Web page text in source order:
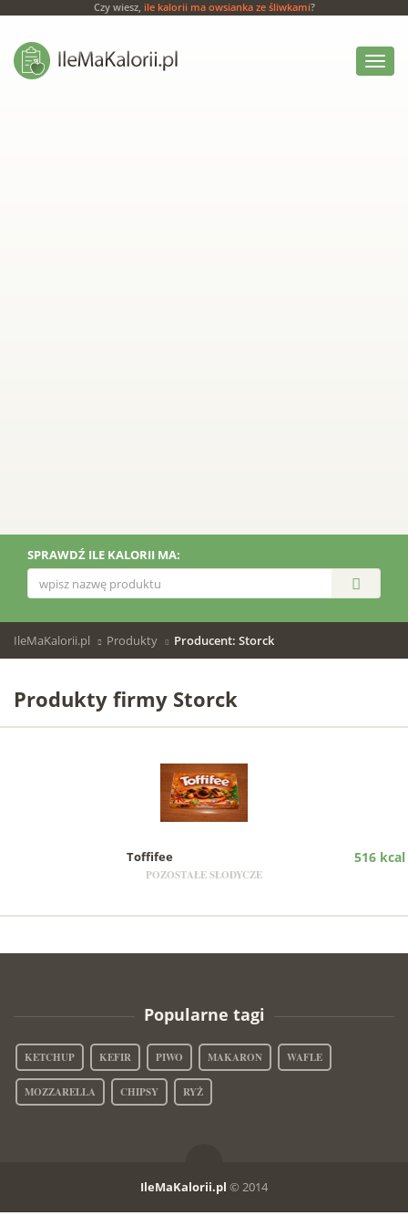
Czy wiesz, ile kalorii ma owsianka ze śliwkami?
Włącz
menu
SPRAWDŹ ILE KALORII MA:
IleMaKalorii.pl Produkty Producent: Storck
Produkty firmy Storck
Toffifee 516 kcal
POZOSTAŁE SŁODYCZE
Popularne tagi
KETCHUP KEFIR PIWO MAKARON WAFLE
MOZZARELLA CHIPSY RYŻ
IleMaKalorii.pl © 2014